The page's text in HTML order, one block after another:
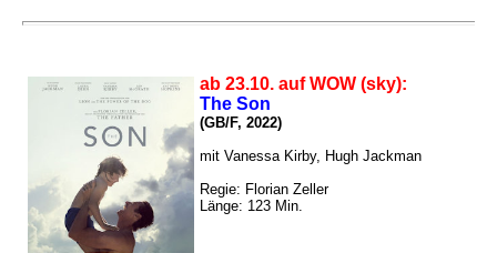
ab 23.10. auf WOW (sky):
The Son
(GB/F, 2022)
mit Vanessa Kirby, Hugh Jackman
Regie: Florian Zeller
Länge: 123 Min.